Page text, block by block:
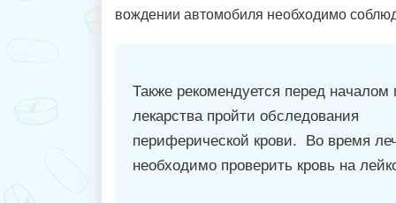
вождении автомобиля необходимо
Также рекомендуется перед началом
лекарства пройти обследования
периферической крови. Во время
необходимо проверить кровь на